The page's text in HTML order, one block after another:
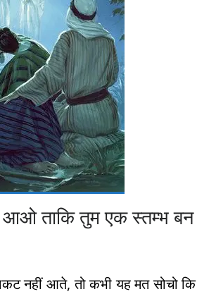
ताकि तुम एक स्तम्भ बन
नहीं आते, तो कभी यह मत सोचो कि